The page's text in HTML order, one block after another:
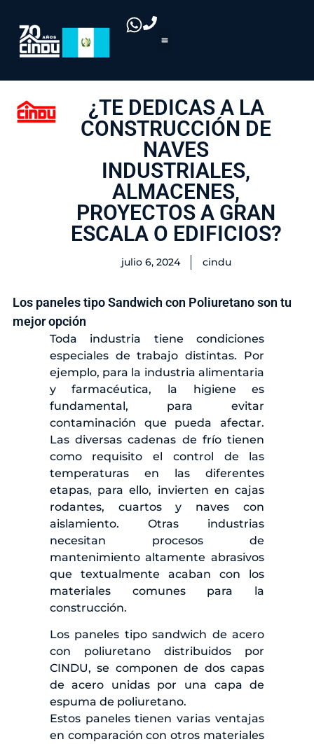
¿TE DEDICAS A LA
CONSTRUCCIÓN DE
NAVES
INDUSTRIALES,
ALMACENES,
PROYECTOS A GRAN
ESCALA O EDIFICIOS?
julio 6, 2024 cindu
Los paneles tipo Sandwich con Poliuretano son tu
mejor opción
Toda industria tiene condiciones
especiales de trabajo distintas. Por
ejemplo, para la industria alimentaria
y farmacéutica, la higiene es
fundamental, para evitar
contaminación que pueda afectar.
Las diversas cadenas de frío tienen
como requisito el control de las
temperaturas en las diferentes
etapas, para ello, invierten en cajas
rodantes, cuartos y naves con
aislamiento. Otras industrias
necesitan procesos de
mantenimiento altamente abrasivos
que textualmente acaban con los
materiales comunes para la
construcción.
Los paneles tipo sandwich de acero
con poliuretano distribuidos por
CINDU, se componen de dos capas
de acero unidas por una capa de
espuma de poliuretano.
Estos paneles tienen varias ventajas
en comparación con otros materiales